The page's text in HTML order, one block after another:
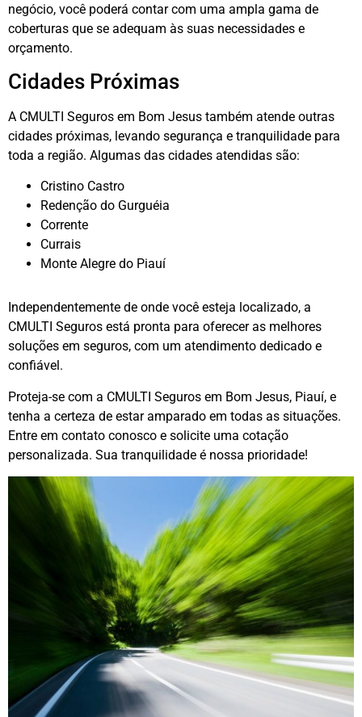
negócio, você poderá contar com uma ampla gama de
coberturas que se adequam às suas necessidades e
orçamento.
Cidades Próximas
A CMULTI Seguros em Bom Jesus também atende outras
cidades próximas, levando segurança e tranquilidade para
toda a região. Algumas das cidades atendidas são:
Cristino Castro
Redenção do Gurguéia
Corrente
Currais
Monte Alegre do Piauí
Independentemente de onde você esteja localizado, a
CMULTI Seguros está pronta para oferecer as melhores
soluções em seguros, com um atendimento dedicado e
confiável.
Proteja-se com a CMULTI Seguros em Bom Jesus, Piauí, e
tenha a certeza de estar amparado em todas as situações.
Entre em contato conosco e solicite uma cotação
personalizada. Sua tranquilidade é nossa prioridade!